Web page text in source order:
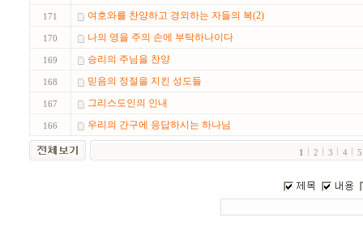
171 여호와를 찬양하고 경외하는 자들의 복(2)
170 나의 영을 주의 손에 부탁하나이다
169 승리의 주님을 찬양
168 믿음의 정절을 지킨 성도들
167 그리스도인의 인내
166 우리의 간구에 응답하시는 하나님
1 2 3 4 5